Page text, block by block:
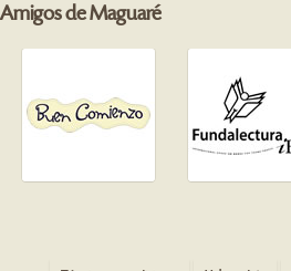
Amigos de Maguaré